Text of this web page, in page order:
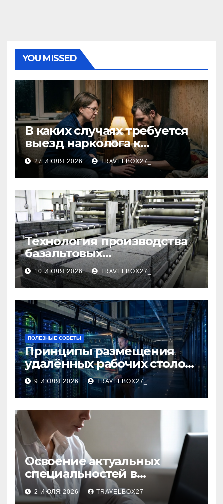
YOU MISSED
В каких случаях требуется
выезд нарколога к
пациенту
27 ИЮЛЯ 2026 TRAVELBOX27_
Технология производства
базальтовых
теплоизоляционных плит
по ГОСТ
10 ИЮЛЯ 2026 TRAVELBOX27_
ПОЛЕЗНЫЕ СОВЕТЫ
Принципы размещения
удалённых рабочих столов
в Европе
9 ИЮЛЯ 2026 TRAVELBOX27_
Освоение актуальных
специальностей в
дистанционном формате
2 ИЮЛЯ 2026 TRAVELBOX27_